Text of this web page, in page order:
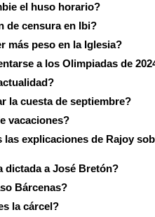
el huso horario?
de censura en Ibi?
más peso en la Iglesia?
a los Olimpiadas de
la cuesta de septiembre?
vacaciones?
explicaciones de Rajoy
dictada a José Bretón?
Bárcenas?
la cárcel?